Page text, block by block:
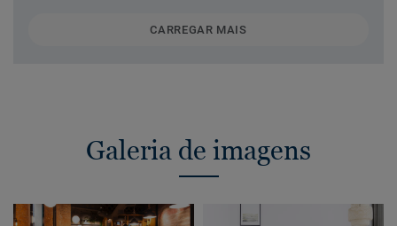
CARREGAR MAIS
Galeria de imagens